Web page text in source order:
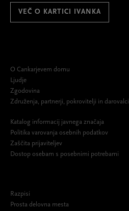
VEČ O KARTICI IVANKA
O Cankarjevem domu
Ljudje
Zgodovina
Združenja, partnerji, pokrovitelji in darovalci
Katalog informacij javnega značaja
Politika varovanja osebnih podatkov
Zaščita prijaviteljev
Dostop osebam s posebnimi potrebami
Razpisi
Prosta delovna mesta